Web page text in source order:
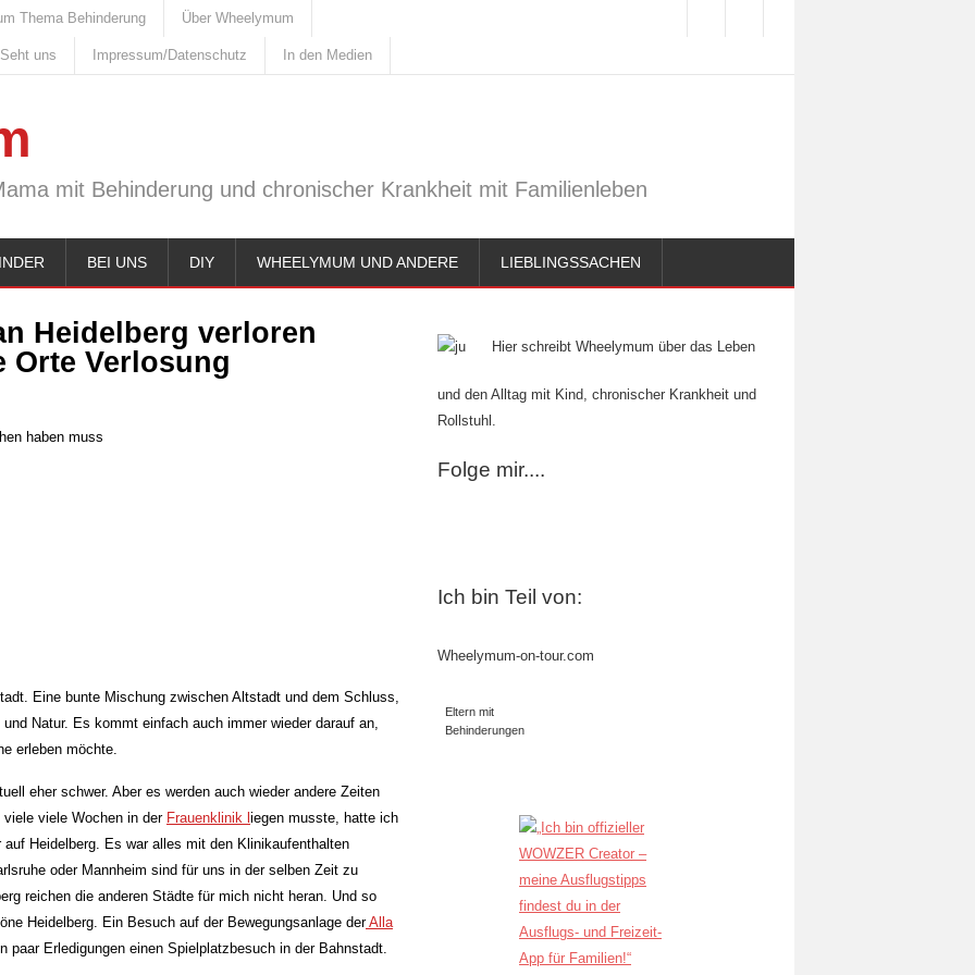
Thema Behinderung Über Wheelymum
uns Impressum/Datenschutz In den Medien
mit Behinderung und chronischer Krankheit mit Familienleben
BEI UNS DIY WHEELYMUM UND ANDERE LIEBLINGSSACHEN
Heidelberg verloren
Orte Verlosung
haben muss
Eine bunte Mischung zwischen Altstadt und dem Schluss,
Natur. Es kommt einfach auch immer wieder darauf an,
erleben möchte.
eher schwer. Aber es werden auch wieder andere Zeiten
viele Wochen in der Frauenklinik l iegen musste, hatte ich
Heidelberg. Es war alles mit den Klinikaufenthalten
oder Mannheim sind für uns in der selben Zeit zu
reichen die anderen Städte für mich nicht heran. Und so
Heidelberg. Ein Besuch auf der Bewegungsanlage derAlla
paar Erledigungen einen Spielplatzbesuch in der Bahnstadt.
Hier schreibt Wheelymum über das Leben
und den Alltag mit Kind, chronischer Krankheit und
Rollstuhl.
Folge mir....
Ich bin Teil von:
Wheelymum-on-tour.com
Eltern mit
Behinderungen